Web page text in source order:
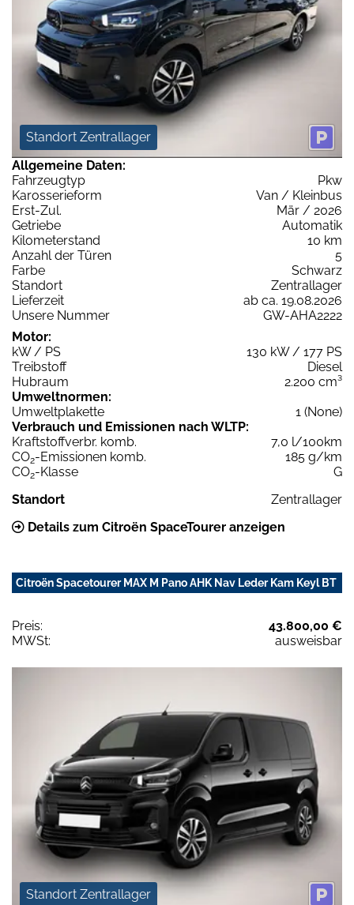
Standort Zentrallager
Allgemeine Daten:
Fahrzeugtyp
Pkw
Karosserieform
Van / Kleinbus
Erst-Zul.
Mär / 2026
Getriebe
Automatik
Kilometerstand
10 km
Anzahl der Türen
5
Farbe
Schwarz
Standort
Zentrallager
Lieferzeit
ab ca. 19.08.2026
Unsere Nummer
GW-AHA2222
Motor:
kW / PS
130 kW / 177 PS
Treibstoff
Diesel
Hubraum
2.200 cm³
Umweltnormen:
Umweltplakette
1 (None)
Verbrauch und Emissionen nach WLTP:
Kraftstoffverbr. komb.
7,0 l/100km
CO2-Emissionen komb.
185 g/km
CO2-Klasse
G
Standort
Zentrallager
Details zum Citroën SpaceTourer anzeigen
Citroën Spacetourer MAX M Pano AHK Nav Leder Kam Keyl BT
Preis:
43.800,00 €
MWSt:
ausweisbar
Standort Zentrallager